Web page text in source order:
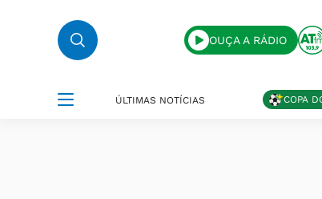
OUÇA A RÁDIO
ÚLTIMAS NOTÍCIAS COPA